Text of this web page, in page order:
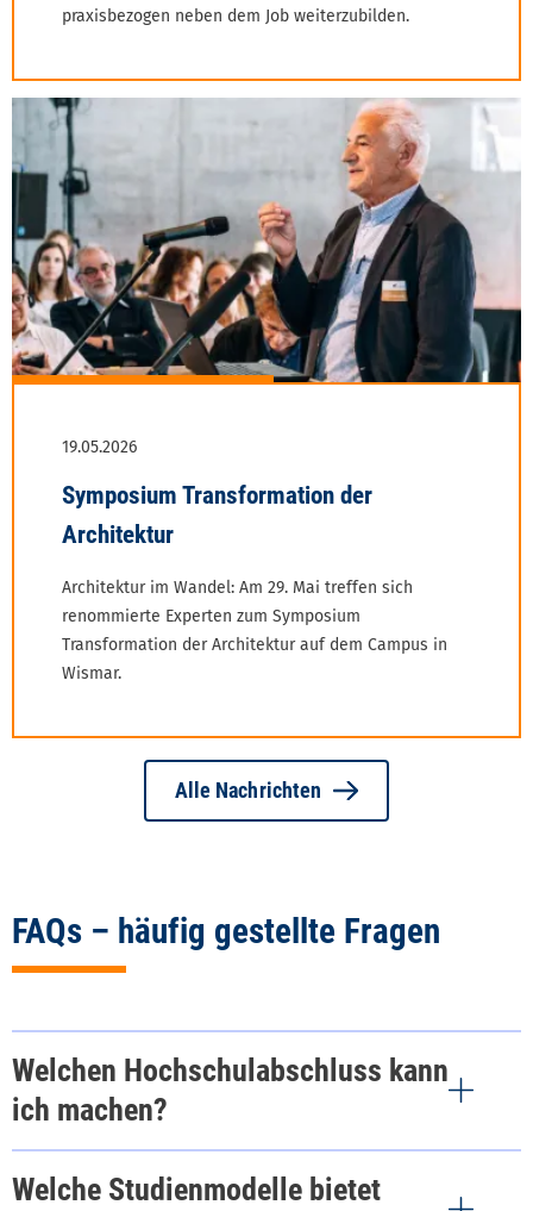
praxis­bezogen neben dem Job weiterzubilden.
Architektur im Wandel: Am 29. Mai treffen sich
renommierte Experten zum Symposium
Transformation der Architektur auf dem Campus in
Wismar.
Alle Nachrichten
FAQs – häufig gestellte Fragen
Welchen Hochschulabschluss kann
ich machen?
Welche Studienmodelle bietet